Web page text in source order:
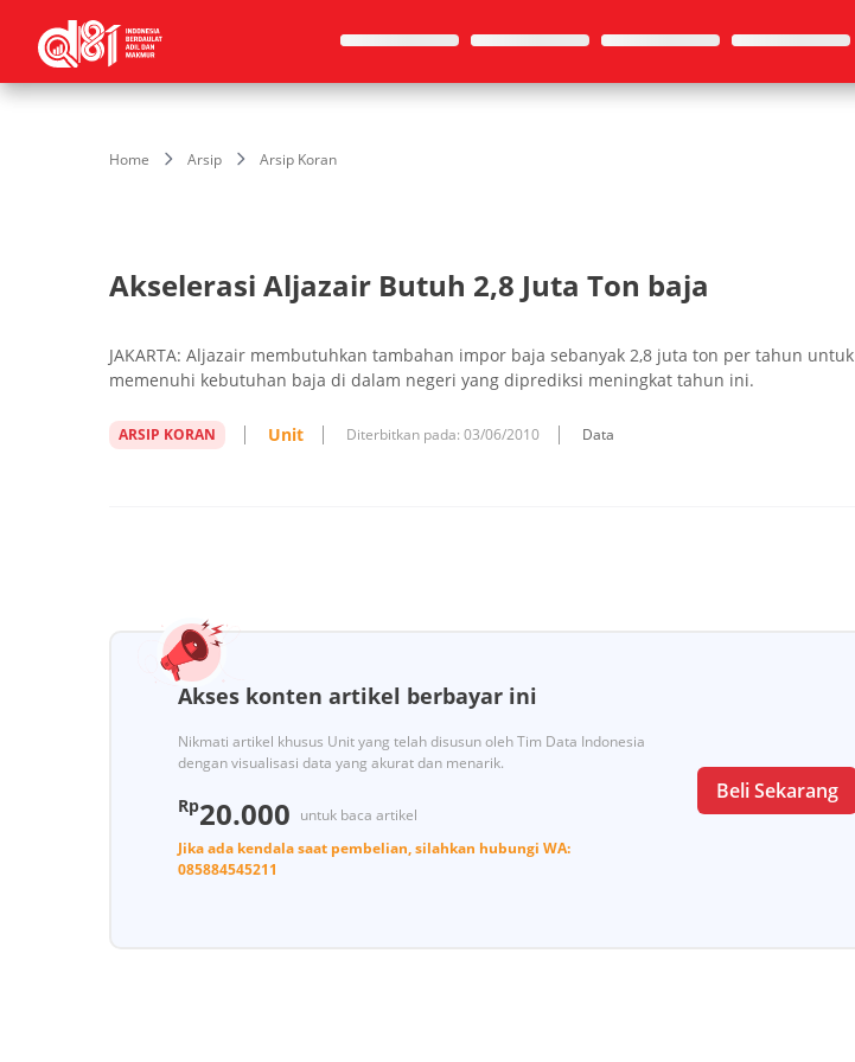
Home Arsip Arsip Koran
Akselerasi Aljazair Butuh 2,8 Juta Ton baja
JAKARTA: Aljazair membutuhkan tambahan impor baja sebanyak 2,8 juta ton per tahun untuk
memenuhi kebutuhan baja di dalam negeri yang diprediksi meningkat tahun ini.
ARSIP KORAN Unit Diterbitkan pada: 03/06/2010 Data
Akses konten artikel berbayar ini
Nikmati artikel khusus Unit yang telah disusun oleh Tim Data Indonesia
dengan visualisasi data yang akurat dan menarik.
Rp20.000 untuk baca artikel
Jika ada kendala saat pembelian, silahkan hubungi WA:
085884545211
Beli Sekarang